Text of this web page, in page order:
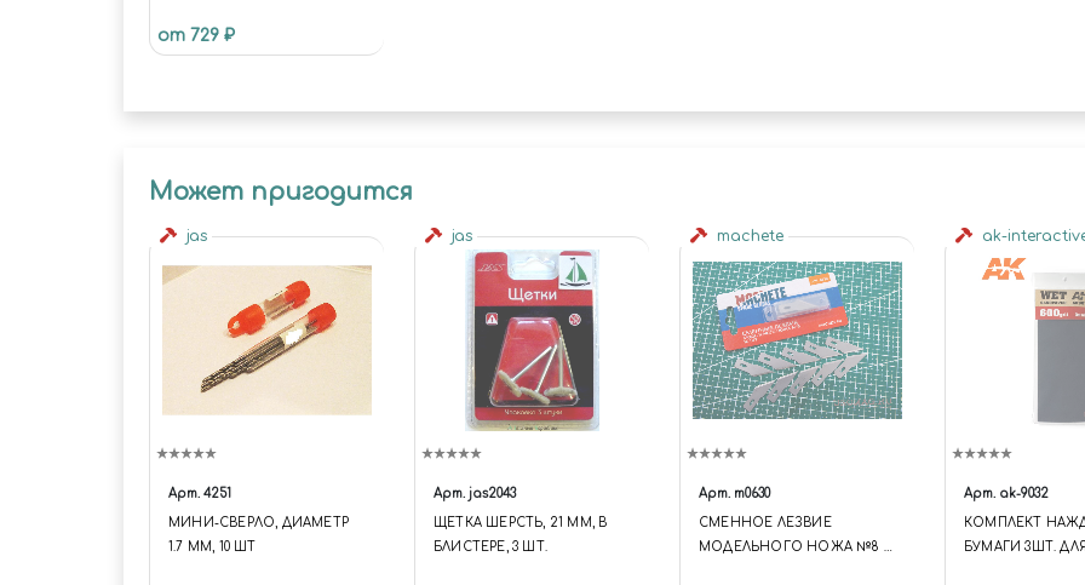
от 729 ₽
Может пригодится
jas
Арт. 4251
МИНИ-СВЕРЛО, ДИАМЕТР
1.7 ММ, 10 ШТ
jas
Арт. jas2043
ЩЕТКА ШЕРСТЬ, 21 ММ, В
БЛИСТЕРЕ, 3 ШТ.
machete
Арт. m0630
СМЕННОЕ ЛЕЗВИЕ
МОДЕЛЬНОГО НОЖА №8 10
ak-
Арт. ak-9032
КОМПЛЕКТ
БУМАГИ 3ШТ. ДЛЯ